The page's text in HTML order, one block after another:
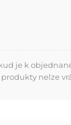
je k
nelze